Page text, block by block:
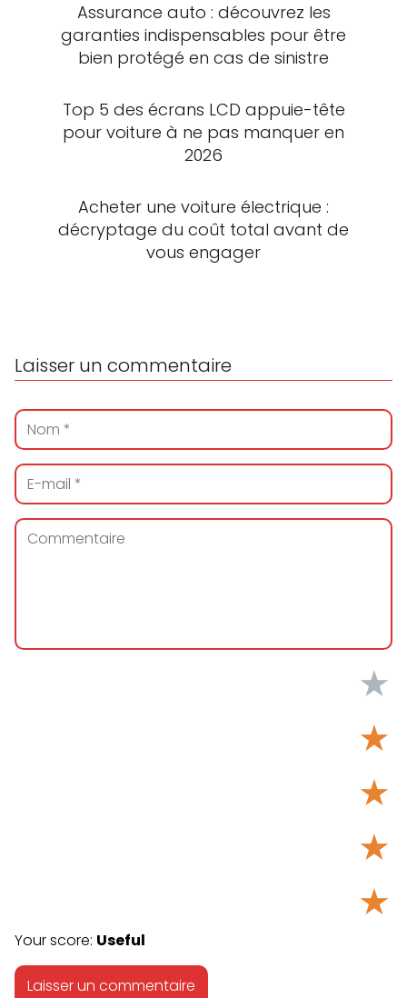
Assurance auto : découvrez les
garanties indispensables pour être
bien protégé en cas de sinistre
Top 5 des écrans LCD appuie-tête
pour voiture à ne pas manquer en
2026
Acheter une voiture électrique :
décryptage du coût total avant de
vous engager
Laisser un commentaire
★
★
★
★
★
Your score: Useful